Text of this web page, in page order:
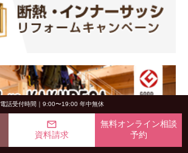
電話受付時間｜9:00〜19:00 年中無休
mail_outline
資料請求
無料オンライン相談
予約